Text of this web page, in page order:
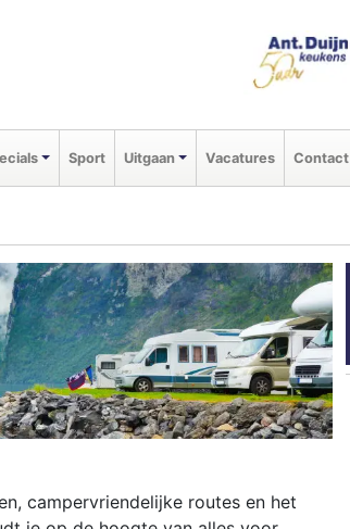
Sport Uitgaan Vacatures Contact
campervriendelijke routes en het